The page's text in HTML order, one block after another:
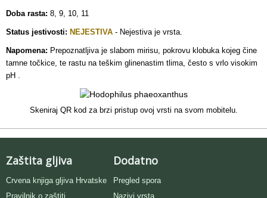
Doba rasta: 8, 9, 10, 11
Status jestivosti: NEJESTIVA - Nejestiva je vrsta.
Napomena: Prepoznatljiva je slabom mirisu, pokrovu klobuka kojeg čine
tamne točkice, te rastu na teškim glinenastim tlima, često s vrlo visokim
pH .
Skeniraj QR kod za brzi pristup ovoj vrsti na svom mobitelu.
Zaštita gljiva
Crvena knjiga gljiva Hrvatske
Pravilnik o zaštiti
Dodatno
Pregled spora
Nazivi vrsta